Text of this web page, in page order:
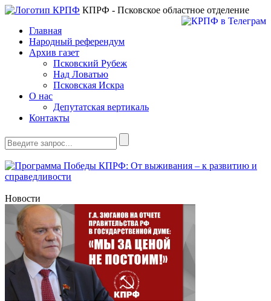
КПРФ - Псковское областное отделение
Главная
Народный референдум
Архив газет
Псковский Рубеж
Над Ловатью
Псковская Искра
О нас
Депутатская вертикаль
Контакты
Новости